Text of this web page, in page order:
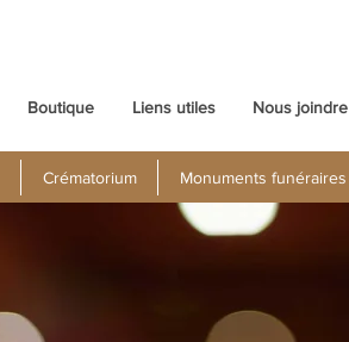
Boutique Liens utiles Nous joindre
Crématorium Monuments funéraires